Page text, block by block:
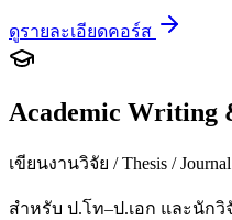
ดูรายละเอียดคอร์ส
Academic Writing
เขียนงานวิจัย / Thesis / Journal
สำหรับ ป.โท–ป.เอก และนัก